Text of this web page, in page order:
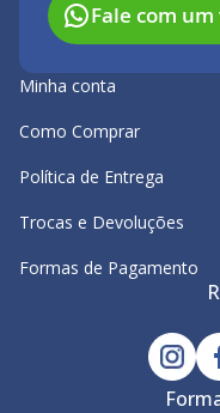
Fale com
Minha conta
Como Comprar
Política de Entrega
Trocas e Devoluções
Formas de Pagamento